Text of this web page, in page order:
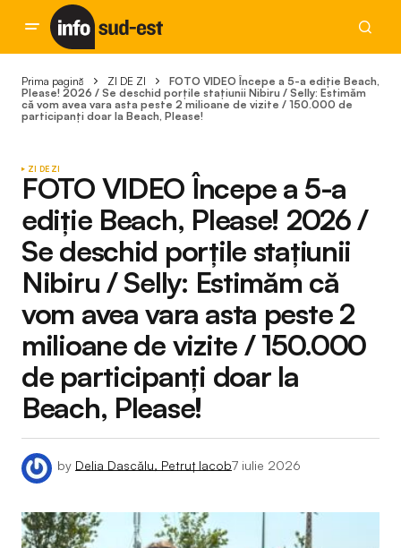
Prima pagină ZI DE ZI
FOTO VIDEO Începe a 5-a ediție Beach,
Please! 2026 / Se deschid porțile stațiunii Nibiru / Selly: Estimăm
că vom avea vara asta peste 2 milioane de vizite / 150.000 de
participanți doar la Beach, Please!
ZI DE ZI
FOTO VIDEO Începe a 5-a
ediție Beach, Please! 2026 /
Se deschid porțile stațiunii
Nibiru / Selly: Estimăm că
vom avea vara asta peste 2
milioane de vizite / 150.000
de participanți doar la
Beach, Please!
by Delia Dascălu, Petruț Iacob7 iulie 2026